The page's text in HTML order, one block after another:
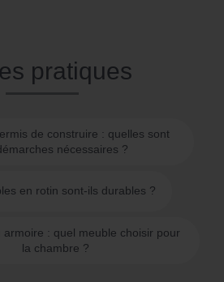
pratiques
de construire : quelles sont
nécessaires ?
en rotin sont-ils durables ?
armoire : quel meuble choisir pour
la chambre ?